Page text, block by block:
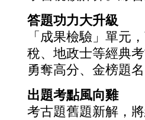
答題功力大升級
「成果檢驗」單元
稅、地政士等經典
勇奪高分、金榜題
出題考點風向雞
考古題舊題新解，